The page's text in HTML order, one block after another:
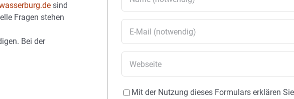
sind
Fragen stehen
Bei der
Mit der Nutzung dieses Formulars erklären Sie